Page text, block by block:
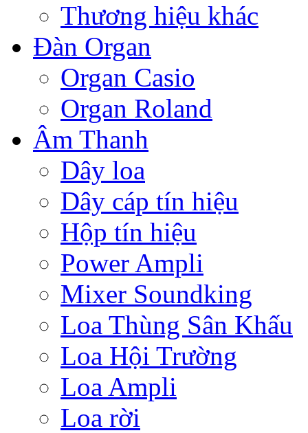
Thương hiệu khác
Đàn Organ
Organ Casio
Organ Roland
Âm Thanh
Dây loa
Dây cáp tín hiệu
Hộp tín hiệu
Power Ampli
Mixer Soundking
Loa Thùng Sân Khấu
Loa Hội Trường
Loa Ampli
Loa rời